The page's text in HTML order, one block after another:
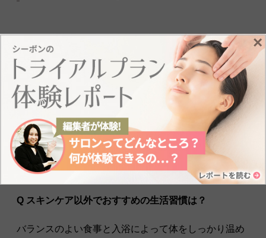
Q スキンケア以外でおすすめの生活習慣は？
バランスのよい食事と入浴によって体をしっかり温め
×